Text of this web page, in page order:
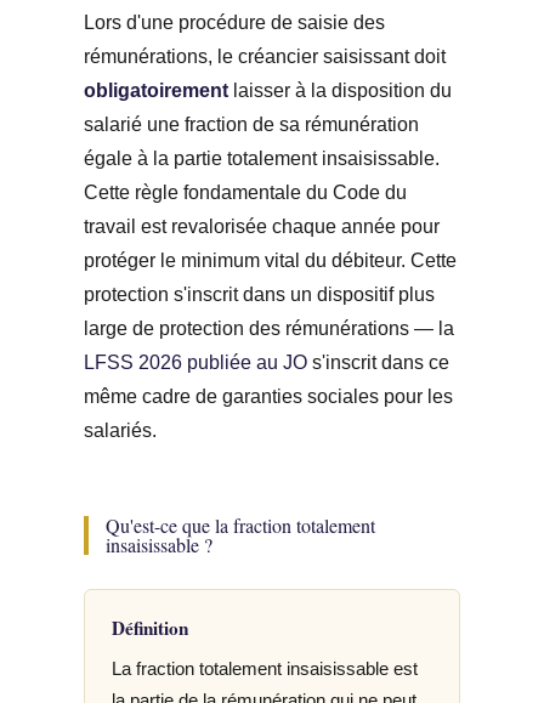
Lors d'une procédure de saisie des
rémunérations, le créancier saisissant doit
obligatoirementlaisser à la disposition du
salarié une fraction de sa rémunération
égale à la partie totalement insaisissable.
Cette règle fondamentale du Code du
travail est revalorisée chaque année pour
protéger le minimum vital du débiteur. Cette
protection s'inscrit dans un dispositif plus
large de protection des rémunérations — la
LFSS 2026 publiée au JOs'inscrit dans ce
même cadre de garanties sociales pour les
salariés.
Qu'est-ce que la fraction totalement
insaisissable ?
Définition
La fraction totalement insaisissable est